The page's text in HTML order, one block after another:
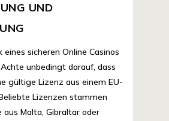
UND
eines sicheren Online Casinos
unbedingt darauf, dass
gültige Lizenz aus einem EU-
Lizenzen stammen
aus Malta, Gibraltar oder